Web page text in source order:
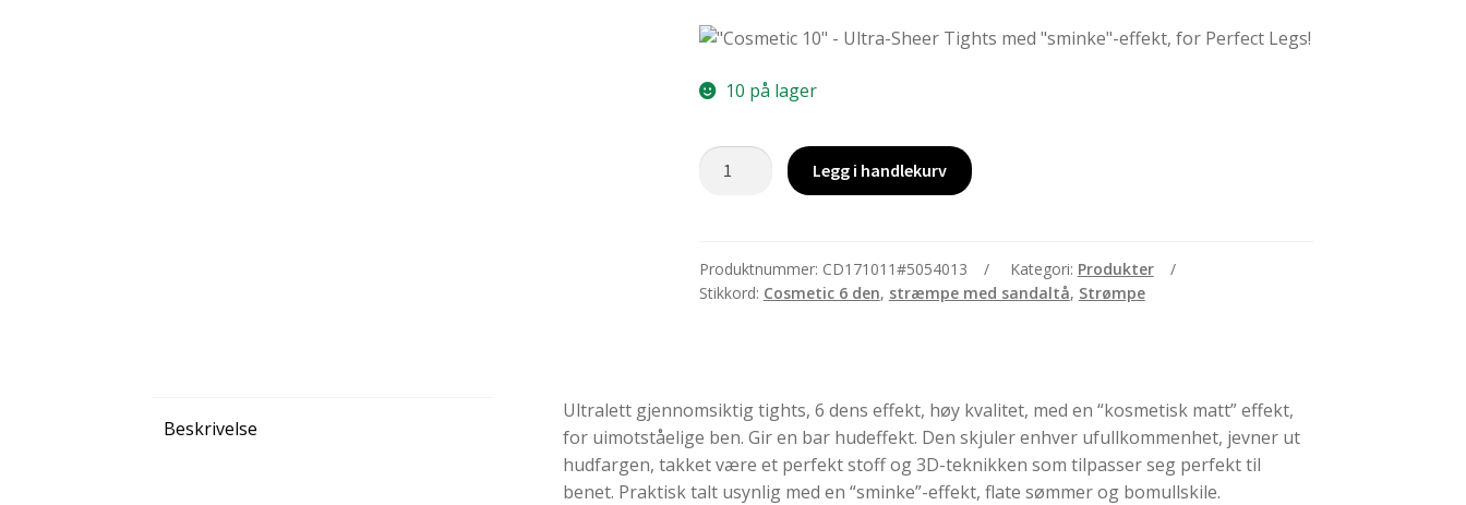
10 på lager
Cosmetic
one
size
Legg i handlekurv
Produktnummer: CD171011#5054013 Kategori: Produkter
Stikkord: Cosmetic 6 den, stræmpe med sandaltå, Strømpe
Beskrivelse
Ultralett gjennomsiktig tights, 6 dens effekt, høy kvalitet, med en “kosmetisk matt” effekt,
for uimotståelige ben. Gir en bar hudeffekt. Den skjuler enhver ufullkommenhet, jevner ut
hudfargen, takket være et perfekt stoff og 3D-teknikken som tilpasser seg perfekt til
benet. Praktisk talt usynlig med en “sminke”-effekt, flate sømmer og bomullskile.